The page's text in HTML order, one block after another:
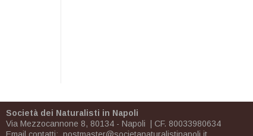
Società dei Naturalisti in Napoli
Via Mezzocannone 8, 80134 - Napoli | CF. 80033980634